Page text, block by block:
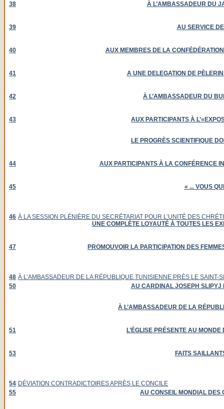
38 À L’AMBASSADEUR DU
39 AU SERVICE
40 AUX MEMBRES DE LA
41 A UNE DELEGATION DE
42 À L’AMBASSADEUR DU
43 AUX PARTICIPANTS À
LE PROGRÈS SCIENTIFIQUE
44 AUX PARTICIPANTS À LA CONFÉRENCE
45 « ... VOUS
46 À LA SESSION PLÉNIÈRE DU SECRÉTARIAT POUR L’UNITÉ DES
UNE COMPLÈTE LOYAUTÉ À TOUTES LES
47 PROMOUVOIR LA PARTICIPATION DES
48 À L’AMBASSADEUR DE LA RÉPUBLIQUE TUNISIENNE PRÈS LE SAINT-
50
AU CARDINAL JOSEPH SLIPYJ
À L’AMBASSADEUR DE LA
51 L’ÉGLISE PRÉSENTE AU
53 FAITS
54 DÉVIATION CONTRADICTOIRES APRÈS LE CONCILE
55
AU CONSEIL MONDIAL DES